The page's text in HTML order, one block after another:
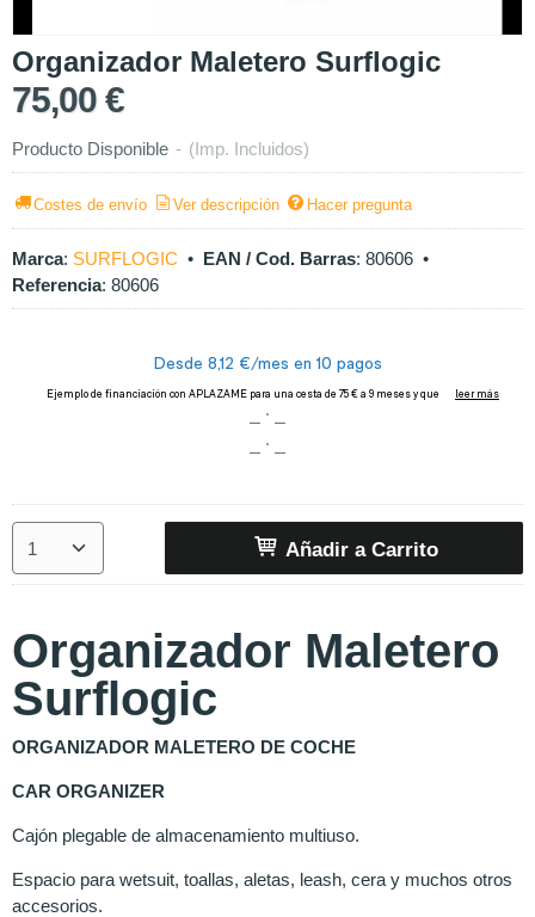
Organizador Maletero Surflogic
75,00 €
Producto Disponible - (Imp. Incluidos)
Costes de envío Ver descripción Hacer pregunta
Marca: SURFLOGIC • EAN / Cod. Barras: 80606 •
Referencia: 80606
Añadir a Carrito
Organizador Maletero
Surflogic
ORGANIZADOR MALETERO DE COCHE
CAR ORGANIZER
Cajón plegable de almacenamiento multiuso.
Espacio para wetsuit, toallas, aletas, leash, cera y muchos otros
accesorios.